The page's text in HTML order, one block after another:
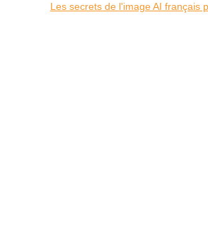
Les secrets de l'image AI français